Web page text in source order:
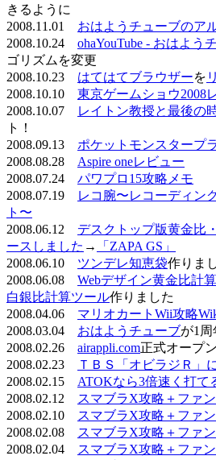
きるように
2008.11.01 おはようチューブのア
2008.10.24 ohaYouTube - おはよう
ゴリズムを変更
2008.10.23 はてはてブラウザーを
2008.10.10 東京ゲームショウ2008
2008.10.07
レイトン教授と最後の
ト！
2008.09.13 ポケットモンスタープ
2008.08.28 Aspire oneレビュー
2008.07.24 パワプロ15攻略メモ
2008.07.19
レコ腕〜レコーディン
ト〜
2008.06.12 デスクトップ版黄金比
ースしました →
「ZAPA GS」
2008.06.10 ツンデレ知恵袋作りま
2008.06.08 Webデザイン黄金比計
白銀比計算ツール作りました
2008.04.06 マリオカートWii攻略
2008.03.04 おはようチューブが1周
2008.02.26 airappli.com正式オープ
2008.02.23
ＴＢＳ「オビラジＲ」
2008.02.15 ATOKなら3倍速く打て
2008.02.12
スマブラX攻略＋ファ
2008.02.10
スマブラX攻略＋ファ
2008.02.08
スマブラX攻略＋ファ
2008.02.04
スマブラX攻略＋ファ